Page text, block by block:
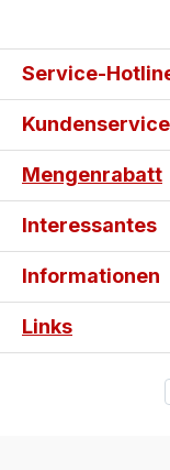
Service-
Kundenservice
Mengenrabatt
Interessantes
Informationen
Links